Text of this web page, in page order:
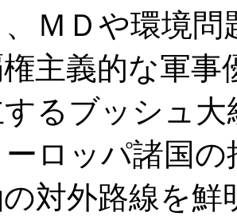
ＭＤや環境
主義的な軍事
るブッシュ
ロッパ諸国
対外路線を鮮